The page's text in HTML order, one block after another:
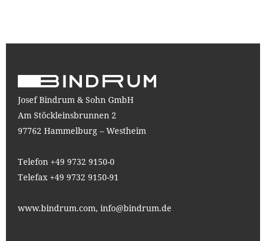
Josef Bindrum & Sohn GmbH
Am Stöckleinsbrunnen 2
97762 Hammelburg – Westheim
Telefon +49 9732 9150-0
Telefax +49 9732 9150-91
www.bindrum.com, info@bindrum.de